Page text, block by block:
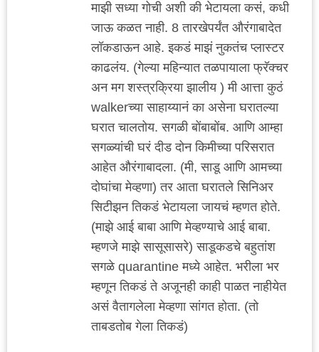
माझी सध्या गोची अशी की भेटायला कसं, कधी
जाऊ कळत नाही. 8 तारखेपर्यंत औरंगाबादेत
लॉकडाऊन आहे. इकडं माझं नुकतंच प्लास्टर
काढलंय. (गेल्या महिन्यात तळपायाला फ्रॅक्चर
अन मग शस्त्रक्रिया झालीय ) मी आत्ता कुठं
walkerच्या साहाय्यानं का असेना घरातल्या
घरात चालतोय. सगळी बोंबाबोंब. आणि आम्हा
सगळ्यांची घरं दीड दोन किमीच्या परिसरात
आहेत औरंगाबादला. (मी, साडू आणि आमच्या
दोघांचा मेव्हणा) तर आता घरातले सिनिअर
सिटीझन तिकडं भेटायला जायचं म्हणत होते.
(माझे आई बाबा आणि मेव्हण्याचे आई बाबा.
म्हणजे माझे सासूसासरे) साडूकडचे बहुतांश
सगळे quarantine मध्ये आहेत. भरीला भर
म्हणून तिकडं ते अजूनही काही पाळत नाहीयेत
असं वैतागलेला मेव्हणा सांगत होता. (तो
ताबडतोब गेला तिकडं)